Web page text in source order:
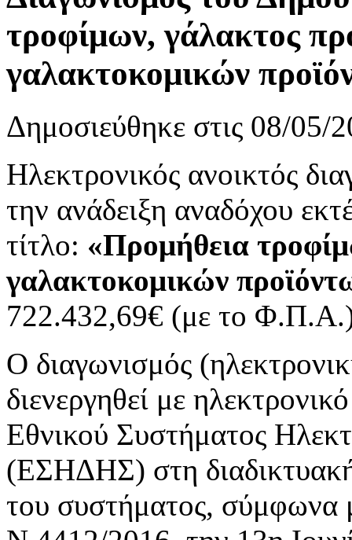
τροφίμων, γάλακτος
γαλακτοκομικών
Δημοσιεύθηκε στις 08/05/
Ηλεκτρονικός ανοικτός
την ανάδειξη αναδόχου
τίτλο: «Προμήθεια
γαλακτοκομικών
722.432,69€ (με το
Ο διαγωνισμός
διενεργηθεί με
Εθνικού Συστήματος
(ΕΣΗΔΗΣ) στη
του συστήματος, σύμφωνα